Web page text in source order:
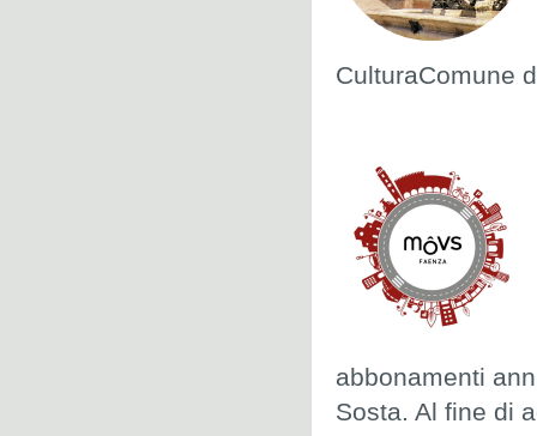
CulturaComune
abbonamenti
Sosta. Al fine di